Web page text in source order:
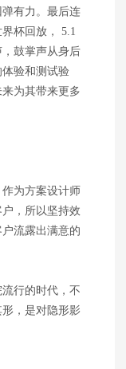
有力。最后连
杯回放， 5.1
鼓掌声从身后
验和测试验
为其带来更多
为方案设计师
，所以坚持效
流露出满意的
行的时代，不
，是对隐形影